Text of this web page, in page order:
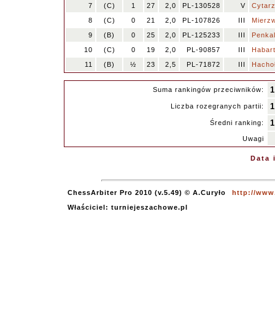
7
(C) 1 27 2,0 PL-130528 V
8
(C) 0 21 2,0 PL-107826 III
9
(B) 0 25 2,0 PL-125233 III
10
(C) 0 19 2,0 PL-90857 III
11
(B) ½ 23 2,5 PL-71872 III
Suma rankingów przeciwników:
Liczba rozegranych partii:
Średni ranking:
Uwagi
Data
ChessArbiter Pro 2010 (v.5.49) © A.Curyło
http://
Właściciel: turniejeszachowe.pl